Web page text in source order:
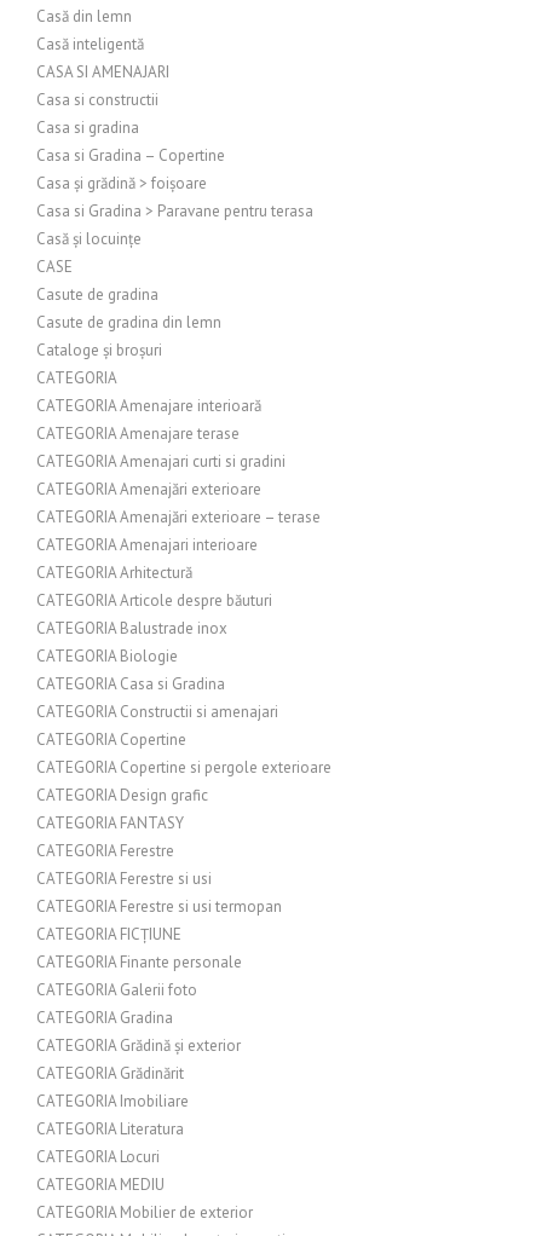
Casă din lemn
Casă inteligentă
CASA SI AMENAJARI
Casa si constructii
Casa si gradina
Casa si Gradina – Copertine
Casa și grădină > foișoare
Casa si Gradina > Paravane pentru terasa
Casă și locuințe
CASE
Casute de gradina
Casute de gradina din lemn
Cataloge și broșuri
CATEGORIA
CATEGORIA Amenajare interioară
CATEGORIA Amenajare terase
CATEGORIA Amenajari curti si gradini
CATEGORIA Amenajări exterioare
CATEGORIA Amenajări exterioare – terase
CATEGORIA Amenajari interioare
CATEGORIA Arhitectură
CATEGORIA Articole despre băuturi
CATEGORIA Balustrade inox
CATEGORIA Biologie
CATEGORIA Casa si Gradina
CATEGORIA Constructii si amenajari
CATEGORIA Copertine
CATEGORIA Copertine si pergole exterioare
CATEGORIA Design grafic
CATEGORIA FANTASY
CATEGORIA Ferestre
CATEGORIA Ferestre si usi
CATEGORIA Ferestre si usi termopan
CATEGORIA FICȚIUNE
CATEGORIA Finante personale
CATEGORIA Galerii foto
CATEGORIA Gradina
CATEGORIA Grădină și exterior
CATEGORIA Grădinărit
CATEGORIA Imobiliare
CATEGORIA Literatura
CATEGORIA Locuri
CATEGORIA MEDIU
CATEGORIA Mobilier de exterior